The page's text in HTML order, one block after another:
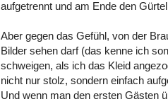
aufgetrennt und am Ende den
Aber gegen das Gefühl, von der
Bilder sehen darf (das kenne ich
schweigen, als ich das Kleid
nicht nur stolz, sondern einfach
Und wenn man den ersten Gästen